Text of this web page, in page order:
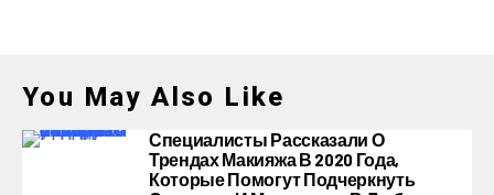
You May Also Like
Специалисты Рассказали О
Трендах Макияжа В 2020 Года,
Которые Помогут Подчеркнуть